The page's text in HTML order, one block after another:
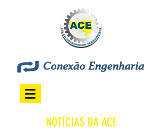
NOTÍCIAS DA ACE